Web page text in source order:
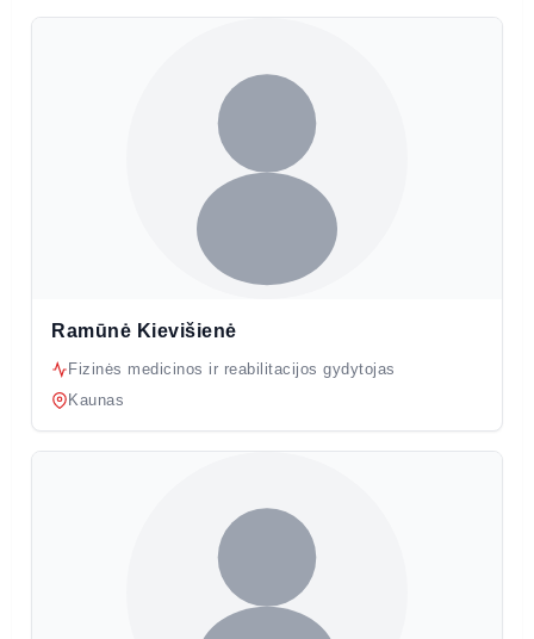
Ramūnė Kievišienė
Fizinės medicinos ir reabilitacijos gydytojas
Kaunas